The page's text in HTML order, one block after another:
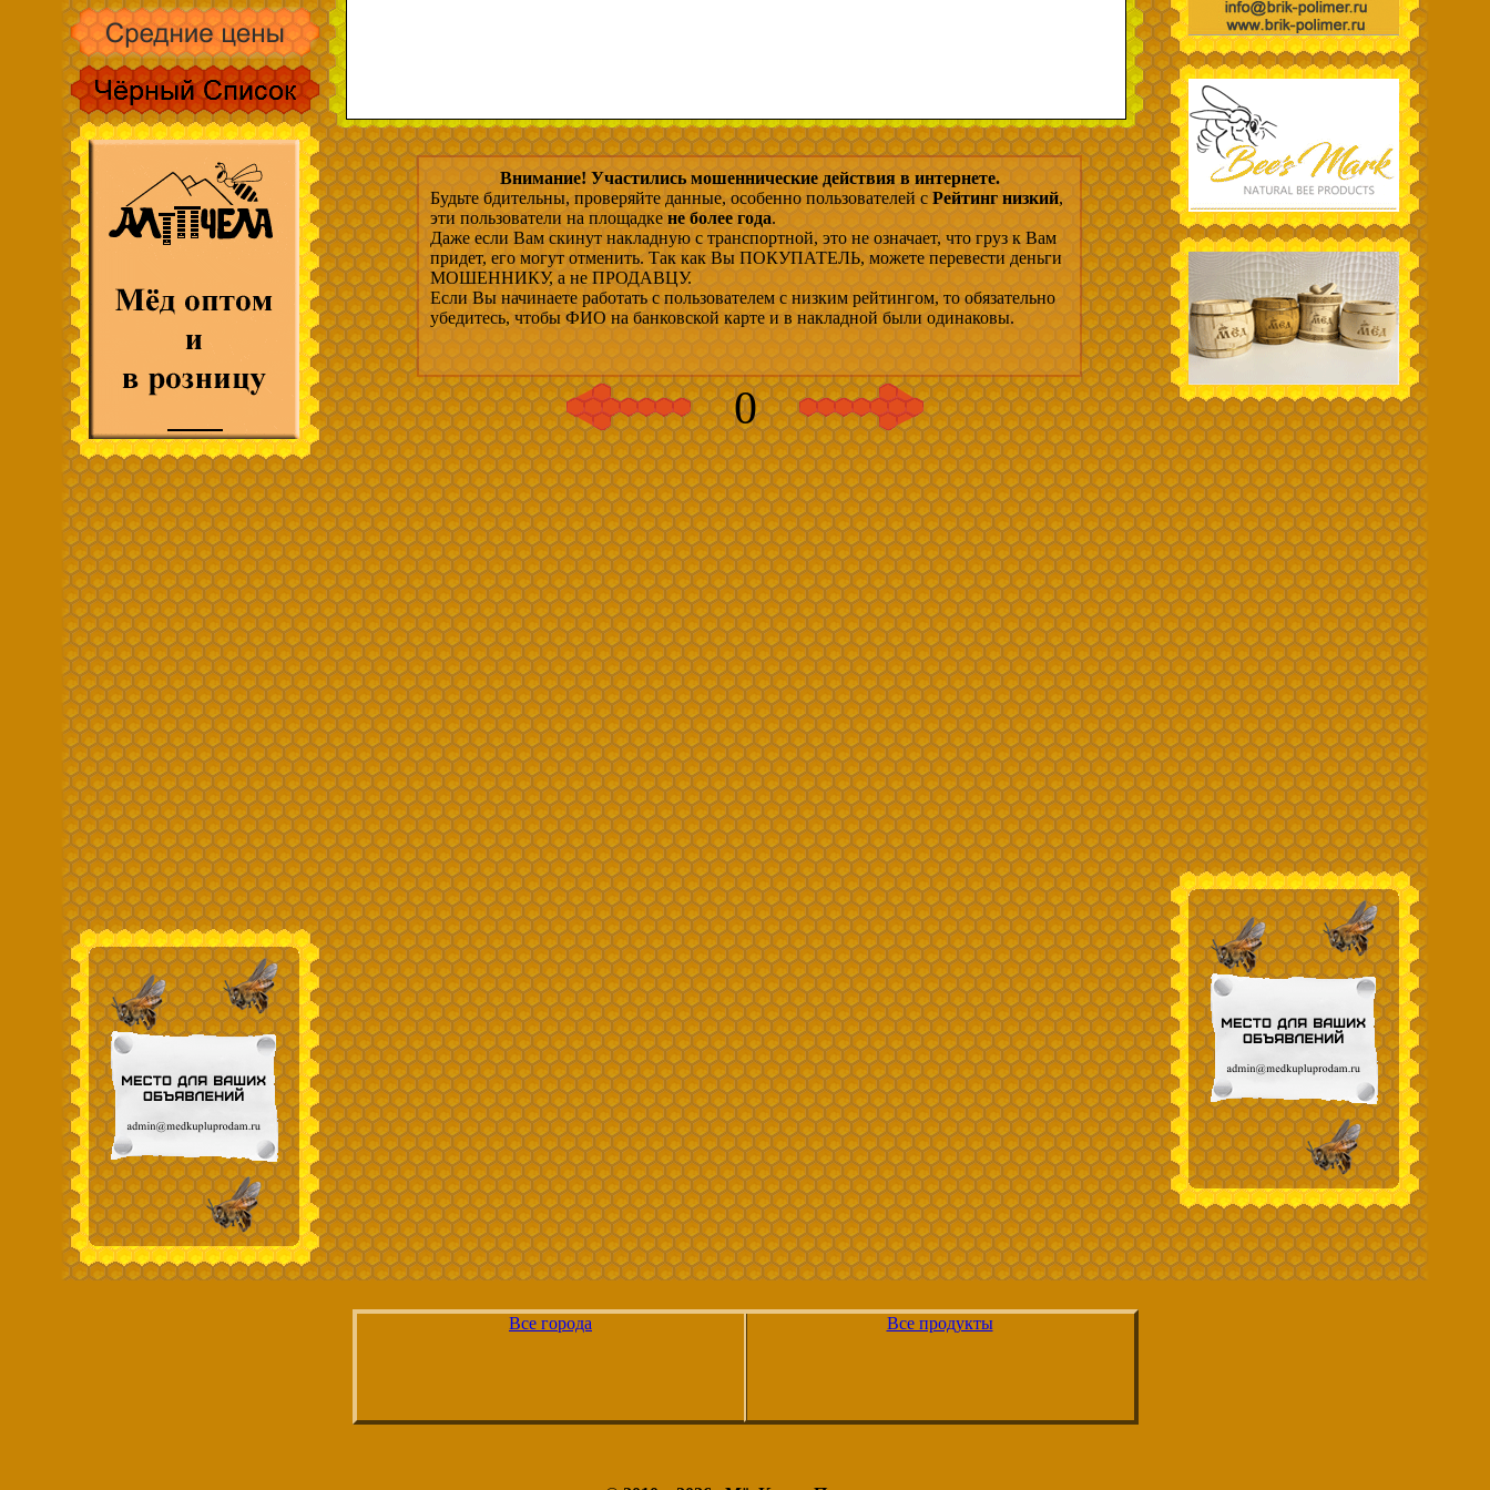
Внимание! Участились мошеннические действия в интернете.
Будьте бдительны, проверяйте данные, особенно пользователей с Рейтинг низкий,
эти пользователи на площадке не более года.
Даже если Вам скинут накладную с транспортной, это не означает, что груз к Вам
придет, его могут отменить. Так как Вы ПОКУПАТЕЛЬ, можете перевести деньги
МОШЕННИКУ, а не ПРОДАВЦУ.
Если Вы начинаете работать с пользователем с низким рейтингом, то обязательно
убедитесь, чтобы ФИО на банковской карте и в накладной были одинаковы.
0
Все города Все продукты